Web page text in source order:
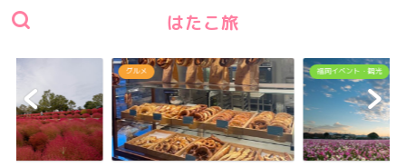
はたこ旅
グルメ 福岡イベント・観光